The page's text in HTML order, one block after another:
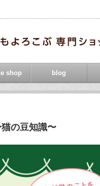
shop blog
の豆知識〜